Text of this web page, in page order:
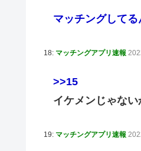
マッチングしてる
18: マッチングアプリ速報
>>15
イケメンじゃな
19: マッチングアプリ速報